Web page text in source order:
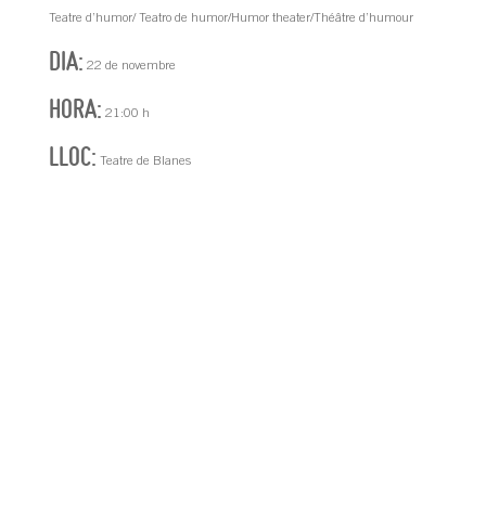
Teatre d’humor/ Teatro de humor/Humor theater/Théâtre d’humour
DIA: 22 de novembre
HORA: 21:00 h
LLOC: Teatre de Blanes